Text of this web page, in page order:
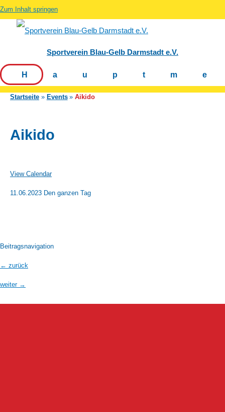
Zum Inhalt springen
Sportverein Blau-Gelb Darmstadt e.V.
Startseite Events Aikido
Aikido
View Calendar
11.06.2023 Den ganzen Tag
Beitragsnavigation
← zurück
weiter →